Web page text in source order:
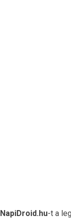
NapiDroid.hu-t a